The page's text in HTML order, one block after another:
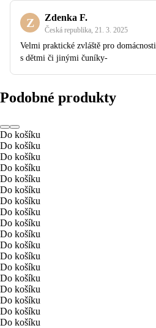
Z Zdenka F.
Česká republika 21. 3. 2025
Velmi praktické zvláště pro domácnosti
s dětmi či jinými čuníky-
Podobné produkty
Do košíku
Do košíku
Do košíku
Do košíku
Do košíku
Do košíku
Do košíku
Do košíku
Do košíku
Do košíku
Do košíku
Do košíku
Do košíku
Do košíku
Do košíku
Do košíku
Do košíku
Do košíku